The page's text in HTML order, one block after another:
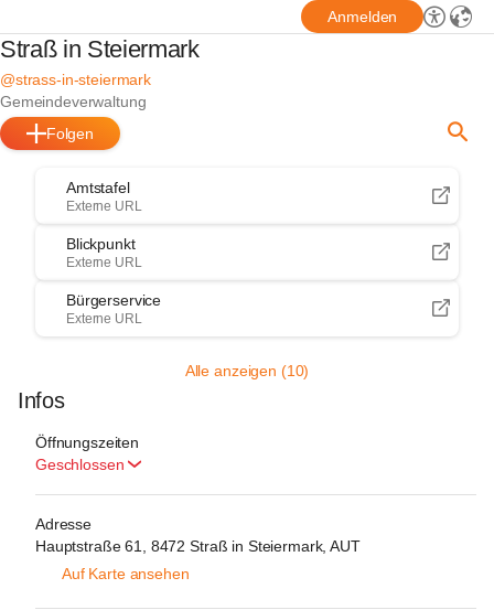
Anmelden
Straß in Steiermark
@strass-in-steiermark
Gemeindeverwaltung
Folgen
Amtstafel
Externe URL
Blickpunkt
Externe URL
Bürgerservice
Externe URL
Alle anzeigen (10)
Infos
Öffnungszeiten
Geschlossen
Adresse
Hauptstraße 61, 8472 Straß in Steiermark, AUT
Auf Karte ansehen